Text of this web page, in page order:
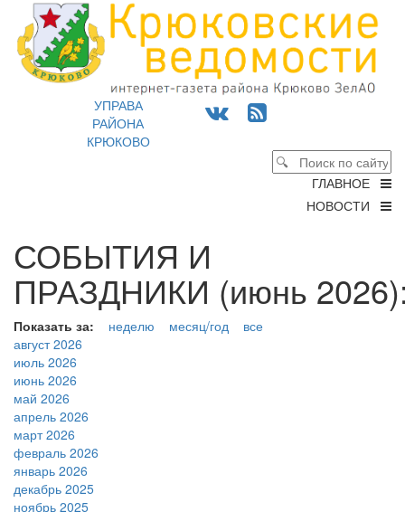
УПРАВА
РАЙОНА
КРЮКОВО
ГЛАВНОЕ
НОВОСТИ
СОБЫТИЯ И
ПРАЗДНИКИ (июнь
Показать за: неделю месяц/год
все
август 2026
июль 2026
июнь 2026
май 2026
апрель 2026
март 2026
февраль 2026
январь 2026
декабрь 2025
ноябрь 2025